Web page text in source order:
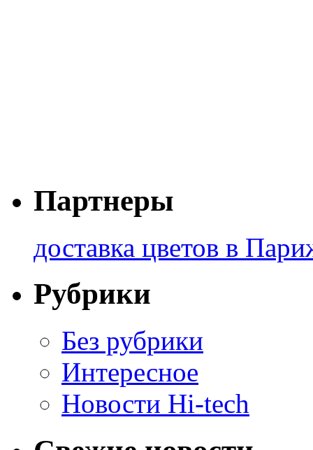
Партнеры
доставка цветов в
Рубрики
Без рубрики
Интересное
Новости Hi-tech